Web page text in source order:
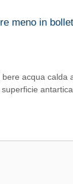
meno in
acqua calda